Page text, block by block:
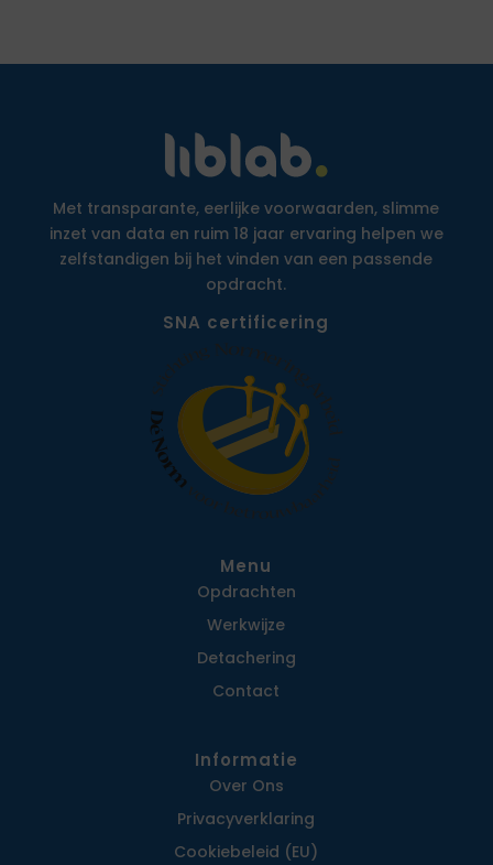
Met transparante, eerlijke voorwaarden, slimme
inzet van data en ruim 18 jaar ervaring helpen we
zelfstandigen bij het vinden van een passende
opdracht.
SNA certificering
Menu
Opdrachten
Werkwijze
Detachering
Contact
Informatie
Over Ons
Privacy­verklaring
Cookiebeleid (EU)